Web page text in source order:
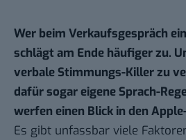
Wer beim Verkaufsgespräch
schlägt am Ende häufiger zu.
verbale Stimmungs-Killer zu
dafür sogar eigene Sprach-
werfen einen Blick in den
Es gibt unfassbar viele